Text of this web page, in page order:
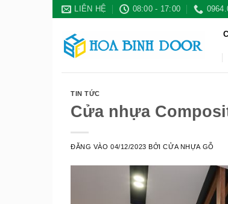
Bỏ
dung
LIÊN HỆ 08:00 - 17:00
TIN TỨC
Cửa nhựa
ĐĂNG VÀO04/12/2023 BỞICỬA NHỰA GỖ